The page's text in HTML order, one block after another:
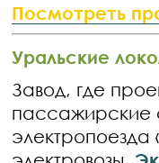
Посмотреть
Уральские
Завод, где
пассажирские
электропоезда